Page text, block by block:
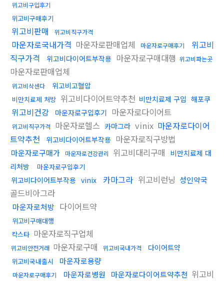
위고비구입후기
위고비구매후기
위고비판매 위고비직구가격
마운자로국내가격 마운자로판매업체 마운자로구매후기
위고비
직구가격
위고비다이어트부작용 마운자로구매대행 위고비파는곳
마운자로판매업체
위고비삭센다 위고비고혈압
비만치료제 처방 위고비다이어트약추천 비만치료제 구입 해포쿠
위고비건강 마운자로구입후기 마운자로다이어트
위고비직구가격 마운자로헬스 카마그라 vinix 마운자로다이어
트약추천
위고비다이어트부작용 마운자로직구방법
마운자로구매가 마운자로건강관리 위고비대리구매
비만치료제 대
리처방
마운자로구입후기
위고비다이어트부작용 vinix 카마그라 위고비런닝 성인약국
골드비아그라
마운자로처방 다이어트약
위고비구매대행
칵스타 마운자로직구업체
위고비안전거래 마운자로구매 위고비국내가격 다이어트약
위고비국내출시 마운자로용량
마운자로구매후기 마운자로병원 마운자로다이어트약추천 위고비